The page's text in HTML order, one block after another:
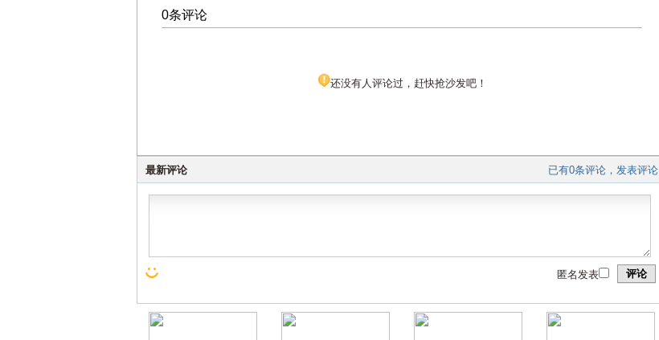
0条评论
还没有人评论过，赶快抢沙发吧！
已有0条评论，发表评论
最新评论
评论
匿名发表